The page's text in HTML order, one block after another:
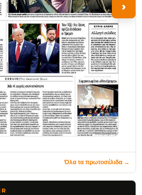
›
Όλα τα πρωτοσέλιδα →